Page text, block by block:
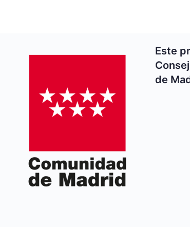
Este
de